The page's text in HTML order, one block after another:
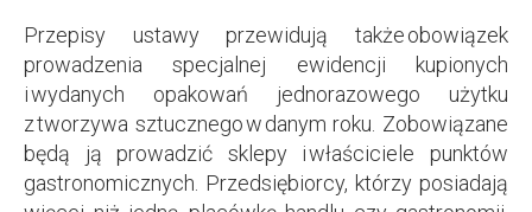
Przepisy ustawy przewidują także obowiązek
prowadzenia specjalnej ewidencji kupionych
i wydanych opakowań jednorazowego użytku
z tworzywa sztucznego w danym roku. Zobowiązane
będą ją prowadzić sklepy i właściciele punktów
gastronomicznych. Przedsiębiorcy, którzy posiadają